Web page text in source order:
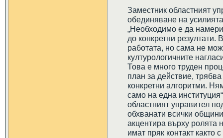
Заместник областният
обединяване на
„Необходимо е да
до конкретни резултати.
работата, но сама не
културологичните
Това е много труден
план за действие,
конкретни алгоритми.
само на една
областният управител
обхванати всички
акцентира върху ролята
имат пряк контакт както